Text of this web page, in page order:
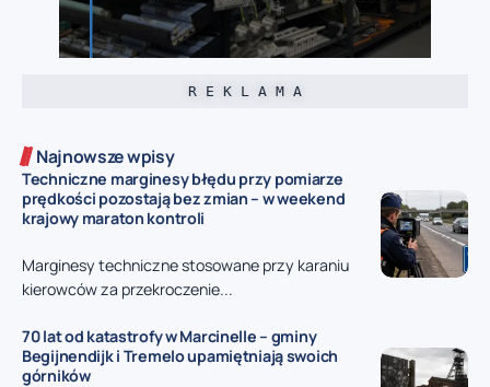
R E K L A M A
Najnowsze wpisy
Techniczne marginesy błędu przy pomiarze
prędkości pozostają bez zmian – w weekend
krajowy maraton kontroli
Marginesy techniczne stosowane przy karaniu
kierowców za przekroczenie...
70 lat od katastrofy w Marcinelle – gminy
Begijnendijk i Tremelo upamiętniają swoich
górników